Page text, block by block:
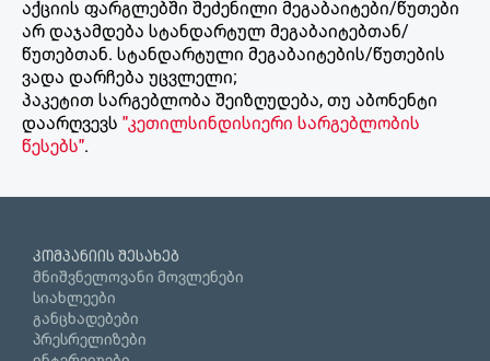
აქციის ფარგლებში შეძენილი მეგაბაიტები/წუთები
არ დაჯამდება სტანდარტულ მეგაბაიტებთან/
წუთებთან. სტანდარტული მეგაბაიტების/წუთების
ვადა დარჩება უცვლელი;
პაკეტით სარგებლობა შეიზღუდება, თუ აბონენტი
დაარღვევს "კეთილსინდისიერი სარგებლობის
წესებს".
კომპანიის შესახებ
მნიშვნელოვანი მოვლენები
სიახლეები
განცხადებები
პრესრელიზები